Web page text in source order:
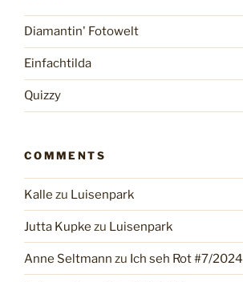
Diamantin' Fotowelt
Einfachtilda
Quizzy
COMMENTS
Kalle zu Luisenpark
Jutta Kupke zu Luisenpark
Anne Seltmann zu Ich seh Rot #7/2024